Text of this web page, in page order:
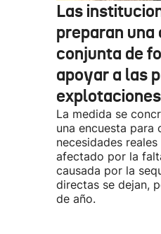
Las
preparan una
conjunta de
apoyar a las
La medida se
una encuesta para
necesidades
afectado por la
causada por la
directas se dejan,
de año.